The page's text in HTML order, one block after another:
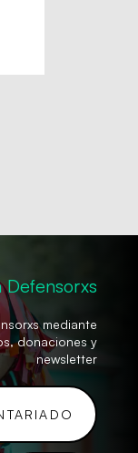
Defensorxs
mediante
donaciones y
newsletter